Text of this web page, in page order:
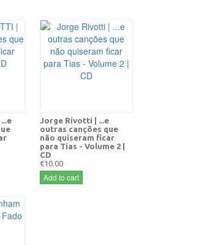
Jorge Rivotti | ...e
outras canções que
não quiseram ficar
para Tias - Volume 2 |
CD
€10.00
Add to cart